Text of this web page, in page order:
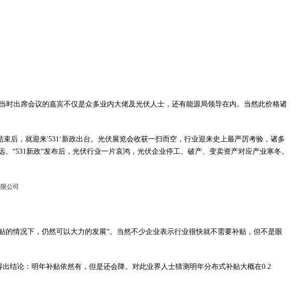
时出席会议的嘉宾不仅是众多业内大佬及光伏人士，还有能源局领导在内。当然此价格诸
后，就迎来'531‘新政出台。光伏展览会收获一扫而空，行业迎来史上最严厉考验，诸多
“531新政“发布后，光伏行业一片哀鸿，光伏企业停工、破产、变卖资产对应产业寒冬。
情况下，仍然可以大力的发展“。当然不少企业表示行业很快就不需要补贴，但不是眼
结论：明年补贴依然有，但是还会降。对此业界人士猜测明年分布式补贴大概在0.2